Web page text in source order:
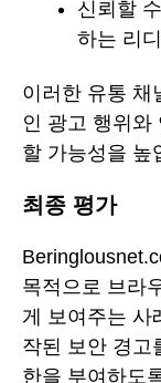
신뢰할
하는 리
이러한 유통 채
인 광고 행위와
할 가능성을 높
최종 평가
목적으로 브라
게 보여주는 사
작된 보안 경고
한을 부여하도